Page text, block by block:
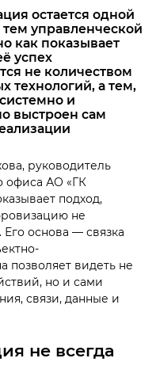
остается одной
тем управленческой
как показывает
успех
не количеством
технологий, а тем,
и
выстроен сам
руководитель
офиса АО «ГК
подход,
не
основа — связка
позволяет видеть не
но и сами
связи, данные и
не всегда